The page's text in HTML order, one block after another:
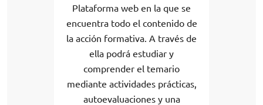
Plataforma web en la que se
encuentra todo el contenido de
la acción formativa. A través de
ella podrá estudiar y
comprender el temario
mediante actividades prácticas,
autoevaluaciones y una